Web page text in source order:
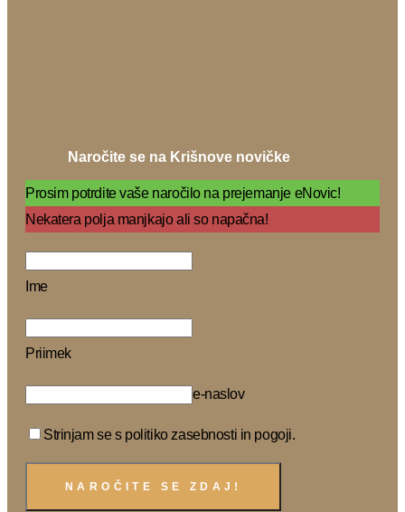
Naročite se na Krišnove novičke
Prosim potrdite vaše naročilo na prejemanje eNovic!
Nekatera polja manjkajo ali so napačna!
Ime
Priimek
e-naslov
Strinjam se s politiko zasebnosti in pogoji.